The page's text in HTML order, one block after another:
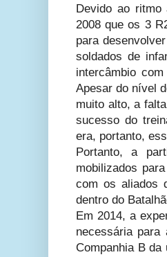
Devido ao ritmo
2008 que os 3
para
soldados de
intercâmbio
Apesar do nível
muito alto, a
sucesso do
era, portanto,
Portanto, a
mobilizados
com os aliados
dentro do
Em 2014, a
necessária
Companhia B